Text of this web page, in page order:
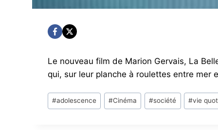
Le nouveau film de Marion Gervais, La
qui, sur leur planche à roulettes entre mer
Post
Tags:
#adolescence #Cinéma #société #vie